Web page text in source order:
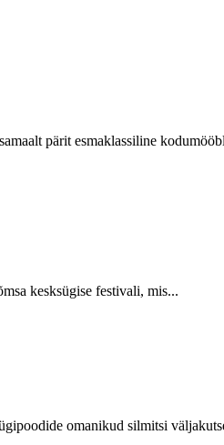
pärit esmaklassiline
kesksügise festivali, mis...
omanikud silmitsi